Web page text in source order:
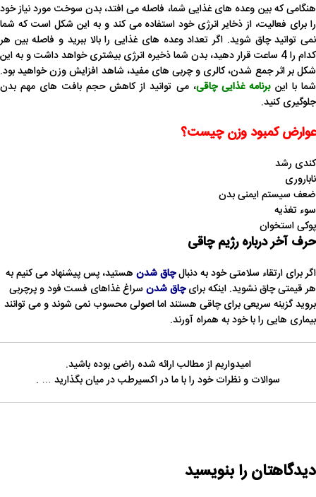
هنگامی که بین وعده های غذایی شما، فاصله می افتد، بدن سوخت مورد نیاز خود
را برای فعالیت، از ذخایر انرژی خود استفاده می کند و به این شکل است که شما
نمی توانید چاق شوید. اگر تعداد وعده های غذایی را بالا ببرید و فاصله بین هر
کدام را 4 ساعت قرار دهید، بدن شما ذخیره انرژی بیشتری خواهد داشت و به این
شکل بر اثر جمع شدن، کالری و چربی های مفید، شاهد افزایش وزن خواهید بود.
شما با اینبرنامه غذایی چاقی، می توانید از کاهش حجم بافت های مهم بدن
جلوگیری کنید.
عوارض کمبود وزن چیست؟
کندی رشد
ناباروری
ضعف سیستم ایمنی بدن
سوء تغذیه
پوکی استخوان
حرف آخر درباره رژیم چاقی
اگر برای ارتقاء سلامتی خود به دنبالچاق شدن هستید، پس پیشنهاد می کنیم به
هر قیمتی چاق نشوید. اینکه برایچاق شدنسراغ غذاهای فست فود و پرچربی
بروید گزینه سریعی برای چاقی هستند اما اصولی محسوب نمی شوند و می توانند
بیماری هایی را با خود به همراه آورند.
امیدواریم از مطالب ارائه شده راضی بوده باشید.
سوالات و نظرات خود را با ما در اکسیرطب در میان بگذارید … .
دیدگاهتان را بنویسید